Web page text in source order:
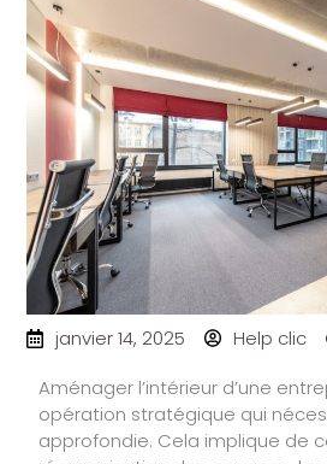
janvier 14, 2025 Help clic
Aménager l’intérieur d’une
opération stratégique qui
approfondie. Cela implique de